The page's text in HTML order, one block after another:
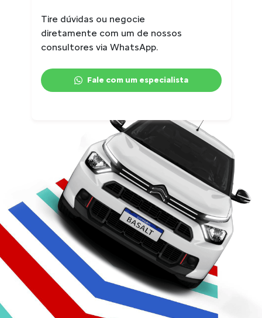
Tire dúvidas ou negocie
diretamente com um de nossos
consultores via WhatsApp.
Fale com um especialista